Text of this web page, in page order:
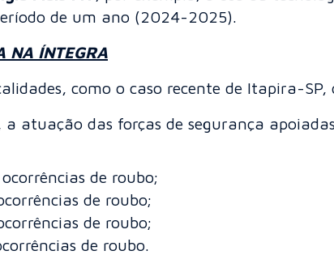
de um ano (2024-2025).
NA ÍNTEGRA
como o caso recente de Itapira-
atuação das forças de segurança
de roubo;
de roubo;
de roubo;
de roubo.